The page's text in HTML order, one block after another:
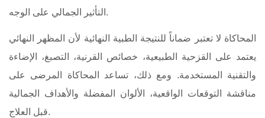
التأثير الجمالي على الوجه.
المحاكاة لا تعتبر ضماناً للنتيجة الطبية النهائية لأن المظهر النهائي
يعتمد على القزحية الطبيعية، خصائص القرنية، التصبغ، الإضاءة
والتقنية المستخدمة. ومع ذلك، تساعد المحاكاة المرضى على
مناقشة التوقعات الواقعية، الألوان المفضلة والأهداف الجمالية
قبل العلاج.